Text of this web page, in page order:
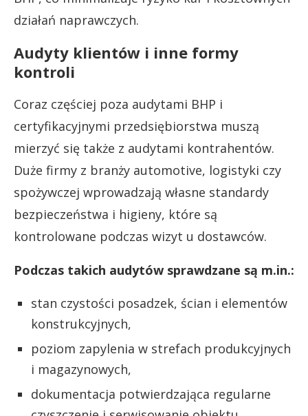
działań naprawczych.
Audyty klientów i inne formy
kontroli
Coraz częściej poza audytami BHP i
certyfikacyjnymi przedsiębiorstwa muszą
mierzyć się także z audytami kontrahentów.
Duże firmy z branży automotive, logistyki czy
spożywczej wprowadzają własne standardy
bezpieczeństwa i higieny, które są
kontrolowane podczas wizyt u dostawców.
Podczas takich audytów sprawdzane są m.in.:
stan czystości posadzek, ścian i elementów
konstrukcyjnych,
poziom zapylenia w strefach produkcyjnych
i magazynowych,
dokumentacja potwierdzająca regularne